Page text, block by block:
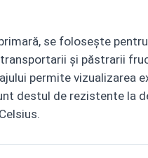
se foloseşte
şi păstrarii
permite vizualizarea
destul de rezistente la